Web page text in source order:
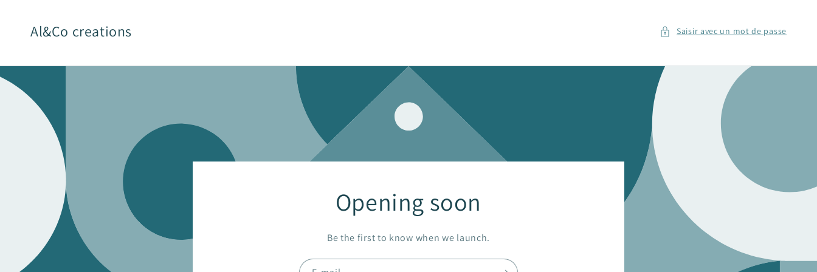
contenu
Al&Co creations Saisir avec un mot de passe
Opening soon
Be the first to know when we launch.